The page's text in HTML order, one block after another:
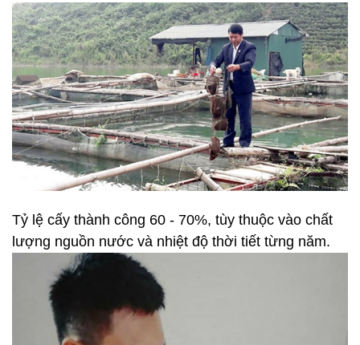
Tỷ lệ cấy thành công 60 - 70%, tùy thuộc vào chất
lượng nguồn nước và nhiệt độ thời tiết từng năm.